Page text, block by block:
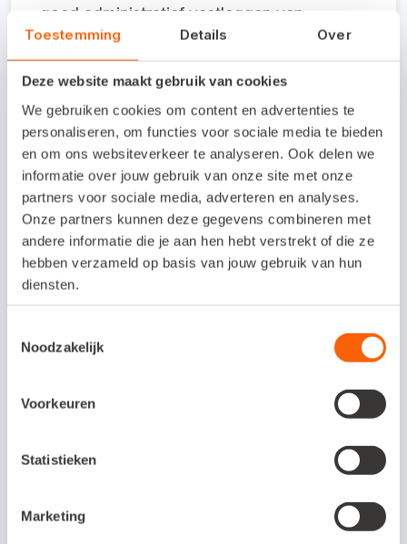
Toestemming Details Over
Deze website maakt gebruik van cookies
We gebruiken cookies om content en advertenties te
personaliseren, om functies voor sociale media te bieden
en om ons websiteverkeer te analyseren. Ook delen we
informatie over jouw gebruik van onze site met onze
partners voor sociale media, adverteren en analyses.
Onze partners kunnen deze gegevens combineren met
andere informatie die je aan hen hebt verstrekt of die ze
hebben verzameld op basis van jouw gebruik van hun
diensten.
Noodzakelijk
Voorkeuren
Statistieken
Marketing
goed administratief vastleggen van
artikelen niet je grootste probleem. Ook het
bijhouden van de voorraden niet. Dat red je
dan vaak nog wel. Maar wanneer je bedrijf
groeit en je van een paar honderd naar een
paar duizend artikelen gaat, lopen
ondernemers vaak tegen ingewikkelde
vraagstukken aan. En dán komen wij in
beeld.”
Offertes in Snelstart
Imple
atiep
rs
n